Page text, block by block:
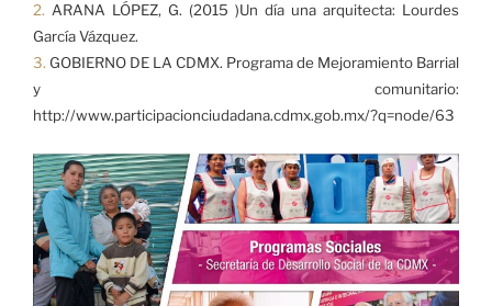
2. ARANA LÓPEZ, G. (2015 )Un día una arquitecta: Lourdes
García Vázquez.
3. GOBIERNO DE LA CDMX. Programa de Mejoramiento Barrial
y comunitario:
http://www.participacionciudadana.cdmx.gob.mx/?q=node/63